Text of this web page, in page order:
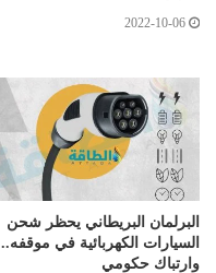
2022-10-06
البرلمان البريطاني يحظر شحن
السيارات الكهربائية في موقفه..
وارتباك حكومي